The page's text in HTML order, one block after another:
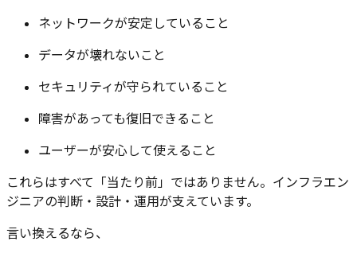
ネットワークが安定していること
データが壊れないこと
セキュリティが守られていること
障害があっても復旧できること
ユーザーが安心して使えること
これらはすべて「当たり前」ではありません。インフラエン
ジニアの判断・設計・運用が支えています。
言い換えるなら、